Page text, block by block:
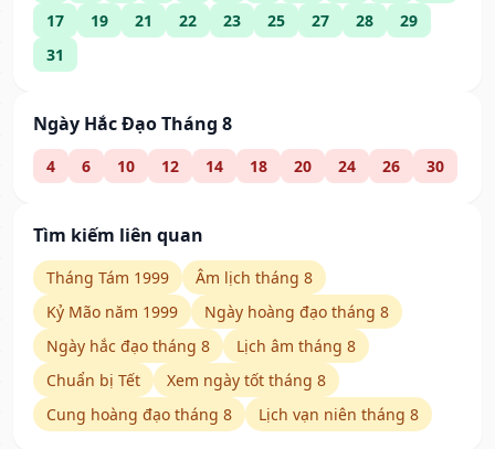
17
19 21 22 23 25 27 28
29
31
Ngày Hắc Đạo Tháng 8
4 6 10 12 14 18 20 24 26 30
Tìm kiếm liên quan
Tháng Tám 1999
Âm lịch tháng 8
Kỷ Mão năm 1999
Ngày hoàng đạo tháng 8
Ngày hắc đạo tháng 8
Lịch âm tháng 8
Chuẩn bị Tết
Xem ngày tốt tháng 8
Cung hoàng đạo tháng 8
Lịch vạn niên tháng 8